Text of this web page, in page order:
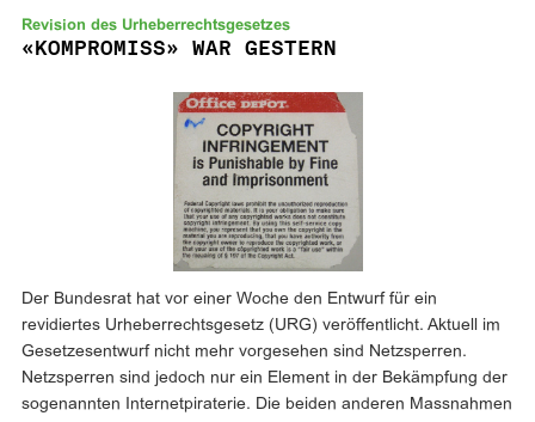
Revision des Urheberrechtsgesetzes
«KOMPROMISS» WAR GESTERN
Der Bundesrat hat vor einer Woche den Entwurf für ein
revidiertes Urheberrechtsgesetz (URG) veröffentlicht. Aktuell im
Gesetzesentwurf nicht mehr vorgesehen sind Netzsperren.
Netzsperren sind jedoch nur ein Element in der Bekämpfung der
sogenannten Internetpiraterie. Die beiden anderen Massnahmen